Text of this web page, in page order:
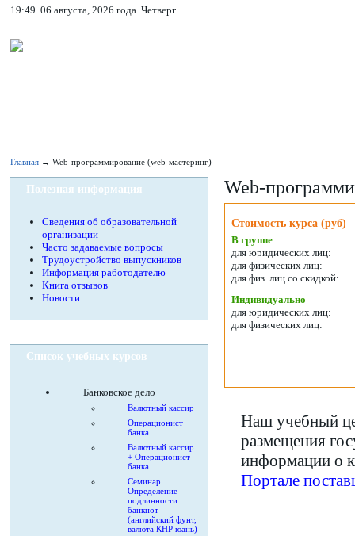
19:49. 06 августа, 2026 года. Четверг
Главная → Web-программирование (web-мастеринг)
Полезная информация
Сведения об образовательной
организации
Часто задаваемые вопросы
Трудоустройство выпускников
Информация работодателю
Книга отзывов
Новости
Список учебных курсов
Банковское дело
Валютный кассир
Операционист
банка
Валютный кассир
+ Операционист
банка
Семинар.
Определение
подлинности
банкнот
(английский фунт,
валюта КНР юань)
Web-
Стоимость курса (руб)
В группе
для юридических лиц:
для физических лиц:
для физ. лиц со скидкой:
Индивидуально
для юридических лиц:
для физических лиц:
Наш учебный
размещения
информации о
Портале